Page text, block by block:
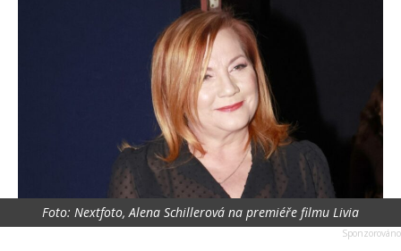
Foto: Nextfoto, Alena Schillerová na premiéře filmu Livia